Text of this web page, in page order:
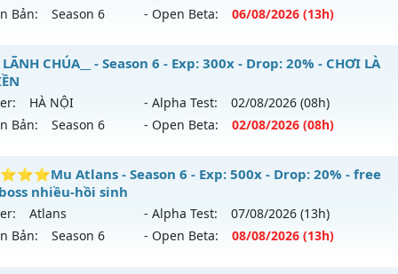
Bản:
Season 6 - Open Beta: 06/08/2026 (13h)
LONG SEASON 6 - 🌐 Website: https://muhoalong.pro
ra tháng 08 2026 - Mở máy chủ https://facebook.com/
06/08/2626
Non Reset
Mu Nguyên bản Webzen
XShield
LÃNH CHÚA__ - Season 6 - Exp: 300x - Drop: 20% - CHƠI LÀ
HÀ NỘI - Alpha Test: 02/08/2026 (08h)
Bản:
Season 6 - Open Beta: 02/08/2026 (08h)
LÃNH CHÚA__ - CHƠI LÀ NGHIỀN
mới ra tháng 08 2026 - Mở máy chủHÀ NỘIvào 08h
300x - Drop: 20%
Atlans - Season 6 - Exp: 500x - Drop: 20% - free
nhiều-hồi sinh
Atlans - Alpha Test: 07/08/2026 (13h)
Bản:
Season 6 - Open Beta: 08/08/2026 (13h)